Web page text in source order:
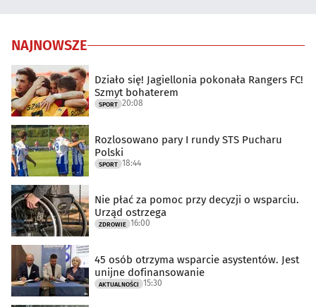
NAJNOWSZE
Działo się! Jagiellonia pokonała Rangers FC!
Szmyt bohaterem
SPORT 20:08
Rozlosowano pary I rundy STS Pucharu
Polski
SPORT 18:44
Nie płać za pomoc przy decyzji o wsparciu.
Urząd ostrzega
ZDROWIE 16:00
45 osób otrzyma wsparcie asystentów. Jest
unijne dofinansowanie
AKTUALNOŚCI 15:30